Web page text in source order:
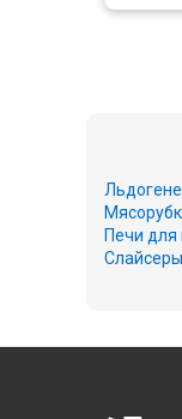
Печи
Слайсеры